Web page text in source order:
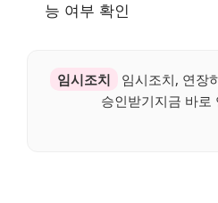
능 여부 확인
임시조치
임시조치, 연장
승인받기지금 바로